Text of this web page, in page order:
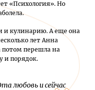
«Психология». Но
и кулинарию. А еще она
лет Анна
потом перешла на
и порядок.
любовь и сейчас